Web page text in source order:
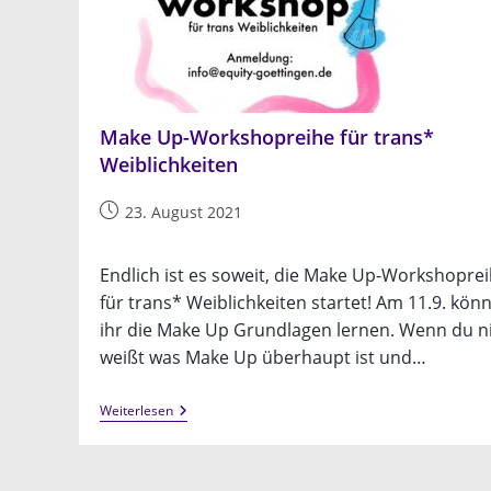
Make Up-Workshopreihe für trans*
Weiblichkeiten
Beitrag23. August 2021
Endlich ist es soweit, die Make Up-
für trans* Weiblichkeiten startet! Am 11.9.
ihr die Make Up Grundlagen lernen. Wenn du
weißt was Make Up überhaupt ist und…
WeiterlesenMake
Up-